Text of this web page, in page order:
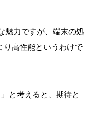
魅力ですが、端末の処
り高性能というわけで
と考えると、期待と